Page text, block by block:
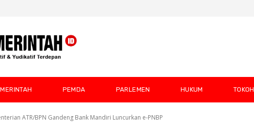
PEMDA PARLEMEN HUKUM TOKOH
ATR/BPN Gandeng Bank Mandiri Luncurkan e-PNBP